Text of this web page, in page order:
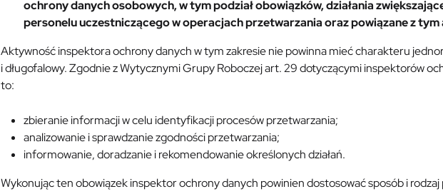
ochrony danych osobowych, w tym podział obowiązków, działania
personelu uczestniczącego w operacjach przetwarzania oraz powiązane z
Aktywność inspektora ochrony danych w tym zakresie nie powinna mieć charakteru
i długofalowy. Zgodnie z Wytycznymi Grupy Roboczej art. 29 dotyczącymi inspektorów
to:
zbieranie informacji w celu identyfikacji procesów przetwarzania;
analizowanie i sprawdzanie zgodności przetwarzania;
informowanie, doradzanie i rekomendowanie określonych działań.
Wykonując ten obowiązek inspektor ochrony danych powinien dostosować sposób i